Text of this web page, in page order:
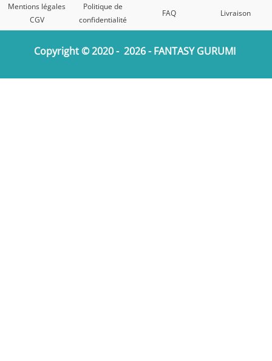
Mentions légales
CGV
Politique de
confidentialité
FAQ Livraison
Copyright © 2020 - 2026 - FANTASY GURUMI